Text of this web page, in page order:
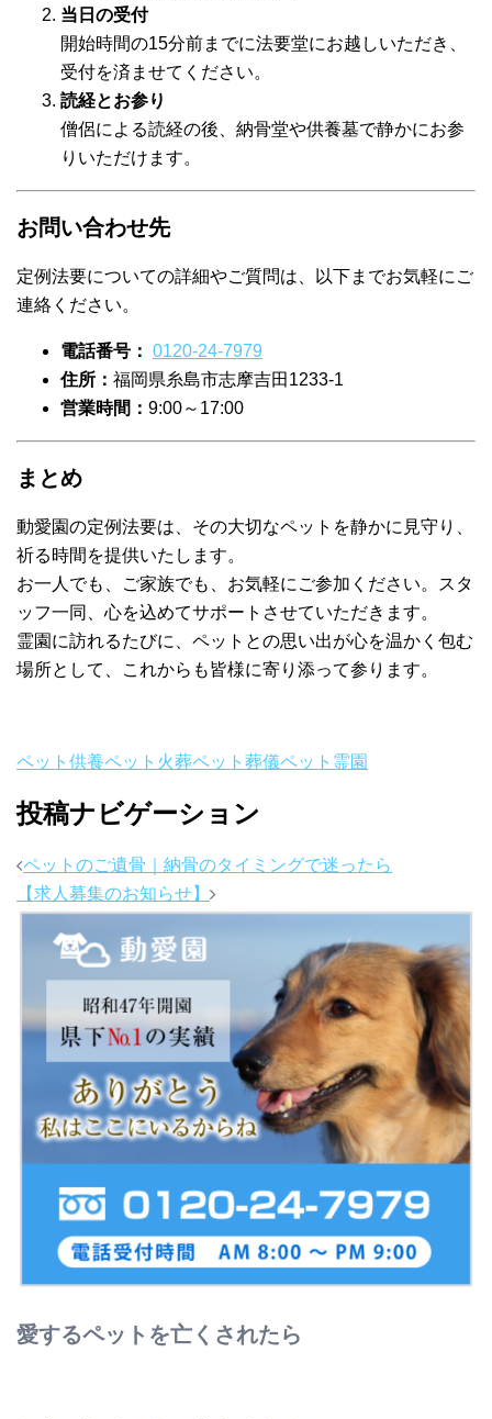
当日の受付
開始時間の15分前までに法要堂にお越しいただき、
受付を済ませてください。
読経とお参り
僧侶による読経の後、納骨堂や供養墓で静かにお参
りいただけます。
お問い合わせ先
定例法要についての詳細やご質問は、以下までお気軽にご
連絡ください。
電話番号： 0120-24-7979
住所： 福岡県糸島市志摩吉田1233-1
営業時間： 9:00～17:00
まとめ
動愛園の定例法要は、その大切なペットを静かに見守り、
祈る時間を提供いたします。
お一人でも、ご家族でも、お気軽にご参加ください。スタ
ッフ一同、心を込めてサポートさせていただきます。
霊園に訪れるたびに、ペットとの思い出が心を温かく包む
場所として、これからも皆様に寄り添って参ります。
ペット供養ペット火葬ペット葬儀ペット霊園
投稿ナビゲーション
ペットのご遺骨｜納骨のタイミングで迷ったら
【求人募集のお知らせ】
愛するペットを亡くされたら